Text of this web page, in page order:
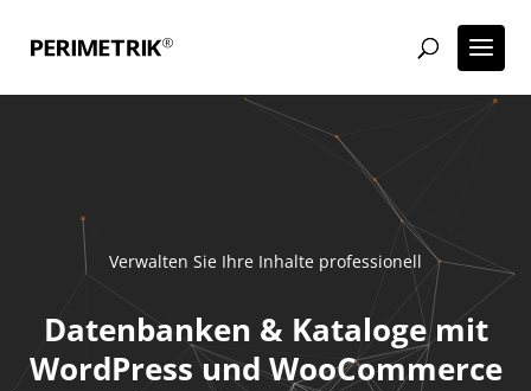
Verwalten Sie Ihre Inhalte professionell
Datenbanken & Kataloge mit
WordPress und WooCommerce